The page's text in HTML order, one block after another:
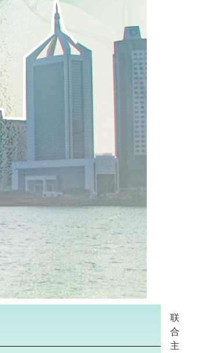
联
合
主